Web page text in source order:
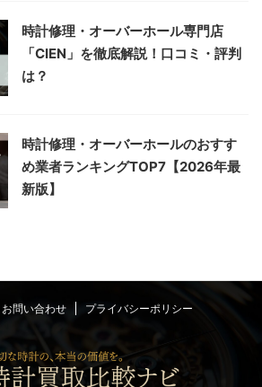
時計修理・オーバーホール専門店
「CIEN」を徹底解説！口コミ・評判
は？
時計修理・オーバーホールのおすす
め業者ランキングTOP7【2026年最
新版】
お問い合わせ プライバシーポリシー